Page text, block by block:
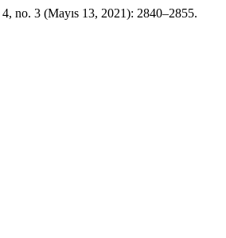
4, no. 3 (Mayıs 13, 2021): 2840–2855.